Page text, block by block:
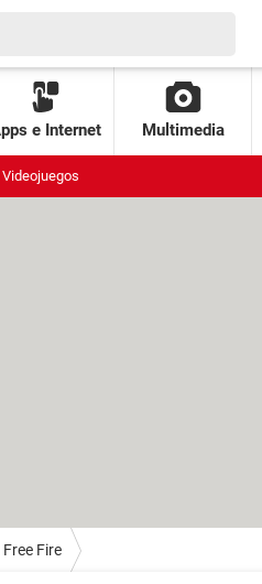
e Internet Multimedia
Videojuegos
Fire